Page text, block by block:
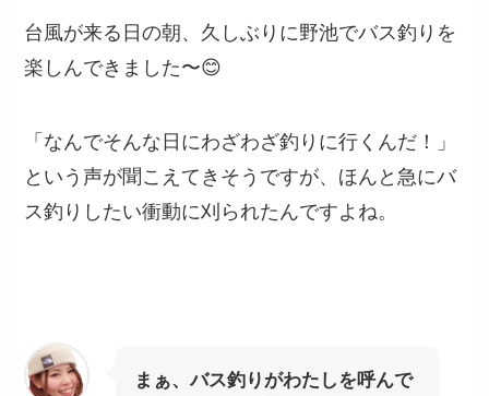
台風が来る日の朝、久しぶりに野池でバス釣りを
楽しんできました〜😊
「なんでそんな日にわざわざ釣りに行くんだ！」
という声が聞こえてきそうですが、ほんと急にバ
ス釣りしたい衝動に刈られたんですよね。
まぁ、バス釣りがわたしを呼んで